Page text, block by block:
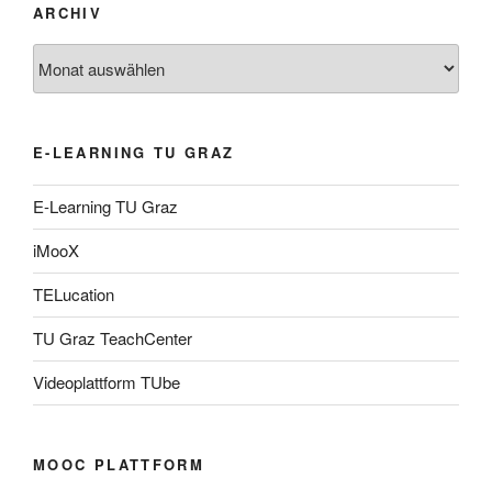
ARCHIV
E-LEARNING TU GRAZ
E-Learning TU Graz
iMooX
TELucation
TU Graz TeachCenter
Videoplattform TUbe
MOOC PLATTFORM